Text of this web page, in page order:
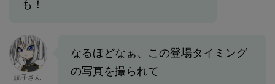
も！
読子さん
なるほどなぁ、この登場タイミング
の写真を撮られて